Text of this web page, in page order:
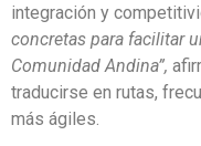
integración y
concretas para facilitar
Comunidad Andina”,
traducirse en rutas,
más ágiles.